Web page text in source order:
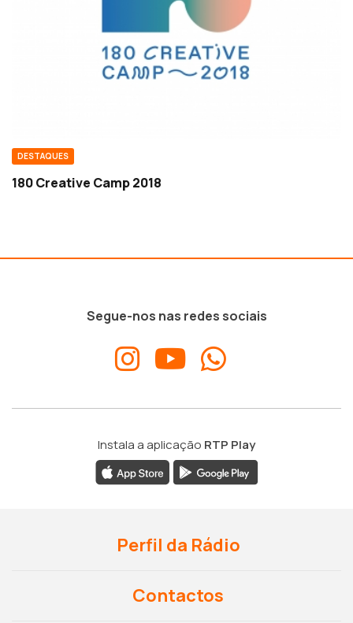
DESTAQUES
180 Creative Camp 2018
Segue-nos nas redes sociais
Instala a aplicação RTP Play
Perfil da Rádio
Contactos